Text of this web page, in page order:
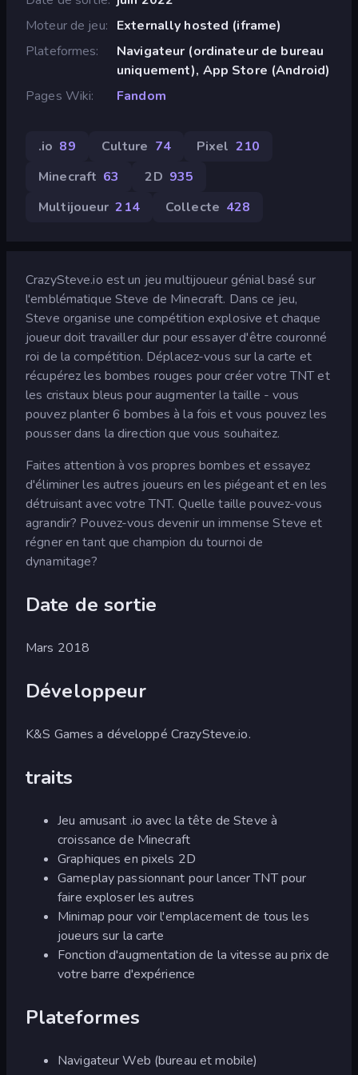
Moteur de jeu
Externally hosted (iframe)
Plateformes
Navigateur (ordinateur de bureau
uniquement), App Store (Android)
Pages Wiki
Fandom
.io 89 Culture 74 Pixel 210
Minecraft 63 2D 935
Multijoueur 214 Collecte 428
CrazySteve.io est un jeu multijoueur génial basé sur
l'emblématique Steve de Minecraft. Dans ce jeu,
Steve organise une compétition explosive et chaque
joueur doit travailler dur pour essayer d'être couronné
roi de la compétition. Déplacez-vous sur la carte et
récupérez les bombes rouges pour créer votre TNT et
les cristaux bleus pour augmenter la taille - vous
pouvez planter 6 bombes à la fois et vous pouvez les
pousser dans la direction que vous souhaitez.
Faites attention à vos propres bombes et essayez
d'éliminer les autres joueurs en les piégeant et en les
détruisant avec votre TNT. Quelle taille pouvez-vous
agrandir? Pouvez-vous devenir un immense Steve et
régner en tant que champion du tournoi de
dynamitage?
Date de sortie
Mars 2018
Développeur
K&S Games a développé CrazySteve.io.
traits
Jeu amusant .io avec la tête de Steve à
croissance de Minecraft
Graphiques en pixels 2D
Gameplay passionnant pour lancer TNT pour
faire exploser les autres
Minimap pour voir l'emplacement de tous les
joueurs sur la carte
Fonction d'augmentation de la vitesse au prix de
votre barre d'expérience
Plateformes
Navigateur Web (bureau et mobile)